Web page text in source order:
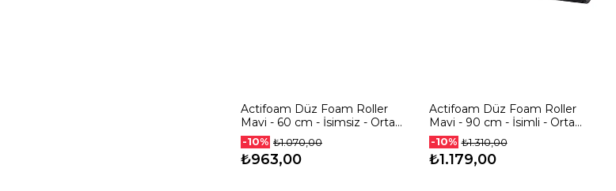
Actifoam Düz Foam Roller
Mavi - 60 cm - İsimsiz - Orta
Sert
-10% ₺1.070,00
₺963,00
Actifoam Düz Foam Roller
Mavi - 90 cm - İsimli - Orta
Sert
-10% ₺1.310,00
₺1.179,00